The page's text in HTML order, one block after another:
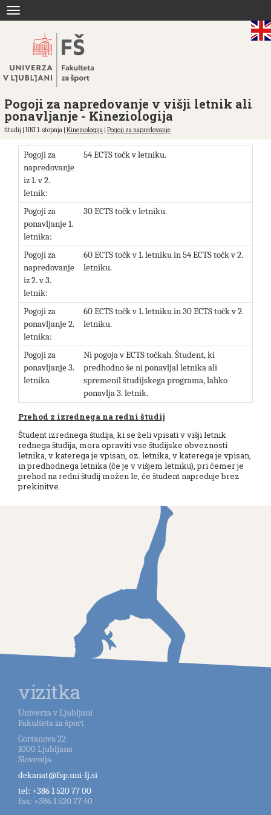
navigation
Pogoji za napredovanje v višji letnik ali
ponavljanje - Kineziologija
Študij | UNI 1. stopnja | Kineziologija | Pogoji za napredovanje
Pogoji za
napredovanje
iz 1. v 2.
letnik:
54 ECTS točk v letniku.
Pogoji za
ponavljanje 1.
letnika:
30 ECTS točk v letniku.
Pogoji za
napredovanje
iz 2. v 3.
letnik:
60 ECTS točk v 1. letniku in 54 ECTS točk v 2.
letniku.
Pogoji za
ponavljanje 2.
letnika:
60 ECTS točk v 1. letniku in 30 ECTS točk v 2.
letniku.
Pogoji za
ponavljanje 3.
letnika
Ni pogoja v ECTS točkah. Študent, ki
predhodno še ni ponavljal letnika ali
spremenil študijskega programa, lahko
ponavlja 3. letnik.
Prehod z izrednega na redni študij
Študent izrednega študija, ki se želi vpisati v višji letnik
rednega študija, mora opraviti vse študijske obveznosti
letnika, v katerega je vpisan, oz. letnika, v katerega je vpisan,
in predhodnega letnika (če je v višjem letniku), pri čemer je
prehod na redni študij možen le, če študent napreduje brez
prekinitve.
vizitka
Univerza v Ljubljani
Fakulteta za šport
Gortanova 22
1000Ljubljana
Slovenija
dekanat@fsp.uni-lj.si
tel: +386 1 520 77 00
fax: +386 1 520 77 40